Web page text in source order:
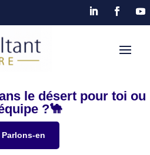
le désert pour toi ou
?🐪
Parlons-en